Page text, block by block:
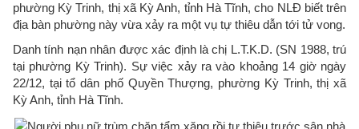
phường Kỳ Trinh, thị xã Kỳ Anh, tỉnh Hà Tĩnh, cho NLĐ biết trên
địa bàn phường này vừa xảy ra một vụ tự thiêu dẫn tới tử vong.
Danh tính nạn nhân được xác định là chị L.T.K.D. (SN 1988, trú
tại phường Kỳ Trinh). Sự việc xảy ra vào khoảng 14 giờ ngày
22/12, tại tổ dân phố Quyền Thượng, phường Kỳ Trinh, thị xã
Kỳ Anh, tỉnh Hà Tĩnh.